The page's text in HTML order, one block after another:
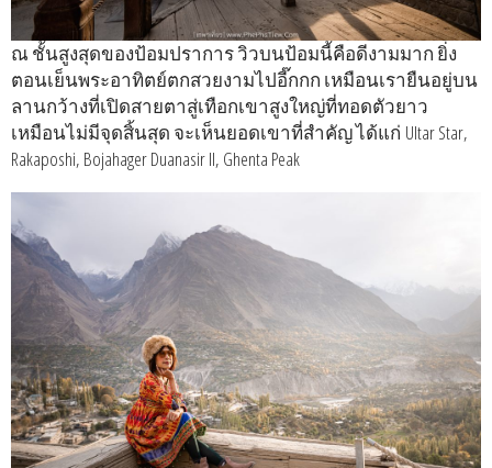
ณ ชั้นสูงสุดของป้อมปราการ วิวบนป้อมนี้คือดีงามมาก ยิ่ง
ตอนเย็นพระอาทิตย์ตกสวยงามไปอี๊กกก เหมือนเรายืนอยู่บน
ลานกว้างที่เปิดสายตาสู่เทือกเขาสูงใหญ่ที่ทอดตัวยาว
เหมือนไม่มีจุดสิ้นสุด จะเห็นยอดเขาที่สำคัญ ได้แก่ Ultar Star,
Rakaposhi, Bojahager Duanasir II, Ghenta Peak